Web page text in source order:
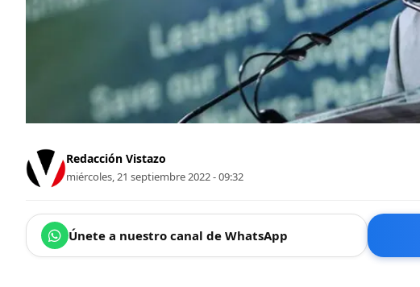
Redacción Vistazo
miércoles, 21 septiembre 2022 - 09:32
Únete a nuestro canal de WhatsApp